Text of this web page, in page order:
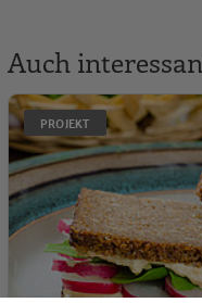
Auch
PROJEKT